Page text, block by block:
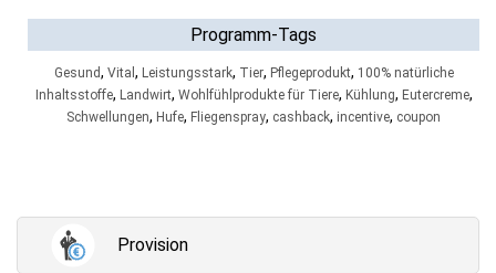
Programm-Tags
Gesund, Vital , Leistungsstark, Tier, Pflegeprodukt, 100% natürliche
Inhaltsstoffe, Landwirt, Wohlfühlprodukte für Tiere, Kühlung, Eutercreme,
Schwellungen, Hufe, Fliegenspray, cashback, incentive, coupon
Provision